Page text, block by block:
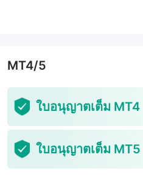
MT4/5
ใบอนุญาตเต็ม MT4
ใบอนุญาตเต็ม MT5